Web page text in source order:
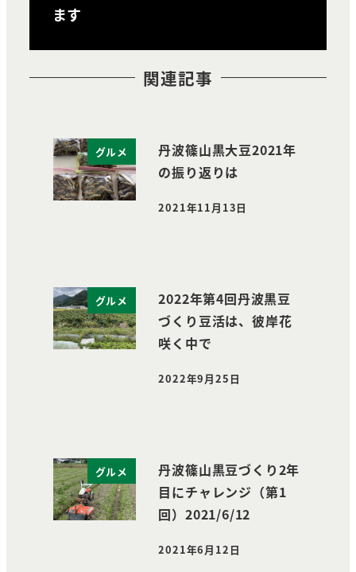
ます
関連記事
グルメ
丹波篠山黒大豆2021年
の振り返りは
投稿日
2021年11月13日
グルメ
2022年第4回丹波黒豆
づくり豆活は、彼岸花
咲く中で
投稿日
2022年9月25日
グルメ
丹波篠山黒豆づくり2年
目にチャレンジ（第1
回）2021/6/12
投稿日
2021年6月12日